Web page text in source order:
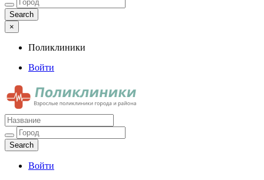
×
Поликлиники
Войти
Поликлиники
Взрослые поликлиники города и района
Войти